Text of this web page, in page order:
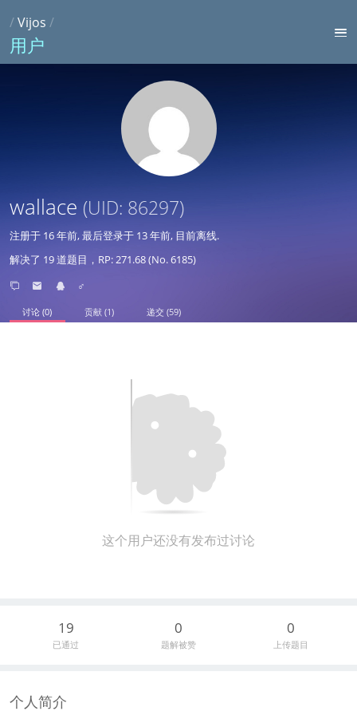
/Vijos /
用户
wallace (UID: 86297)
注册于 16 年前, 最后登录于 13 年前, 目前离线.
解决了 19 道题目，RP: 271.68 (No. 6185)
♂
讨论 (0) 贡献 (1) 递交 (59)
这个用户还没有发布过讨论
19
已通过
0
题解被赞
0
上传题目
个人简介